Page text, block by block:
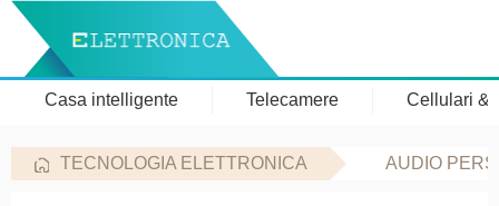
Casa intelligente Telecamere Cellulari &
TECNOLOGIA ELETTRONICA AUDIO